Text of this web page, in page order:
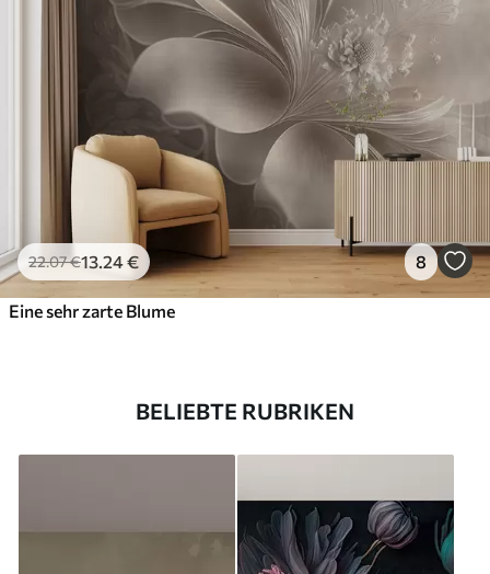
22.07€13 .24€ 8
Eine sehr zarte Blume
BELIEBTE RUBRIKEN